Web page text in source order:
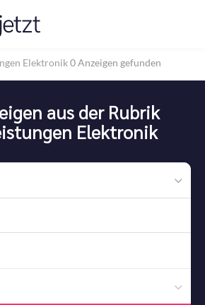
Elektronik0 Anzeigen gefunden
aus der Rubrik
Elektronik